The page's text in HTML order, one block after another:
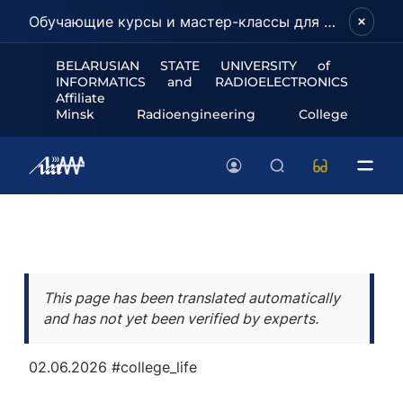
Обучающие курсы и мастер-классы для школьников и абитуриентов!
BELARUSIAN STATE UNIVERSITY of
INFORMATICS and RADIOELECTRONICS
Affiliate
Minsk Radioengineering College
This page has been translated automatically
and has not yet been verified by experts.
02.06.2026 #college_life